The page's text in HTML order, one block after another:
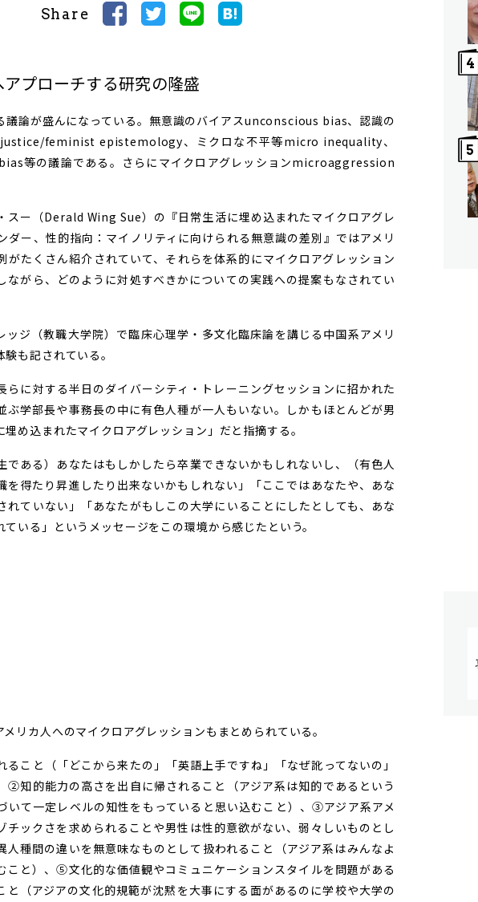
Share
プローチする研究の隆盛
議論が盛んになっている。無意識のバイアスunconscious bias、認識の
feminist epistemology、ミクロな不平等micro inequality、
等の議論である。さらにマイクロアグレッションmicroaggression
スー（Derald Wing Sue）の『日常生活に埋め込まれたマイクロアグレ
ンダー、性的指向：マイノリティに向けられる無意識の差別』ではアメリ
がたくさん紹介されていて、それらを体系的にマイクロアグレッション
ながら、どのように対処すべきかについての実践への提案もなされてい
ジ（教職大学院）で臨床心理学・多文化臨床論を講じる中国系アメリ
も記されている。
に対する半日のダイバーシティ・トレーニングセッションに招かれた
ぶ学部長や事務長の中に有色人種が一人もいない。しかもほとんどが男
め込まれたマイクロアグレッション」だと指摘する。
ある）あなたはもしかしたら卒業できないかもしれないし、（有色人
を得たり昇進したり出来ないかもしれない」「ここではあなたや、あな
れていない」「あなたがもしこの大学にいることにしたとしても、あな
いる」というメッセージをこの環境から感じたという。
リカ人へのマイクロアグレッションもまとめられている。
こと（「どこから来たの」「英語上手ですね」「なぜ訛ってないの」
②知的能力の高さを出自に帰されること（アジア系は知的であるという
いて一定レベルの知性をもっていると思い込むこと）、③アジア系アメ
チックさを求められることや男性は性的意欲がない、弱々しいものとし
種間の違いを無意味なものとして扱われること（アジア系はみんなよ
こと）、⑤文化的な価値観やコミュニケーションスタイルを問題がある
と（アジアの文化的規範が沈黙を大事にする面があるのに学校や大学の